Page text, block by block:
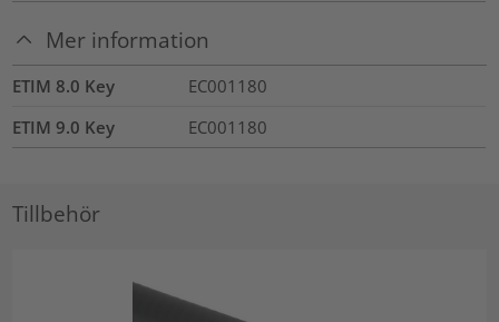
Mer information
ETIM 8.0 Key
EC001180
ETIM 9.0 Key
EC001180
Tillbehör